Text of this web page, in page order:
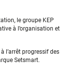
le groupe KEP
à l’organisation et
l’arrêt progressif des
Setsmart.